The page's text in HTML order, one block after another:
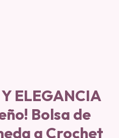
ELEGANCIA
Bolsa de
a Crochet